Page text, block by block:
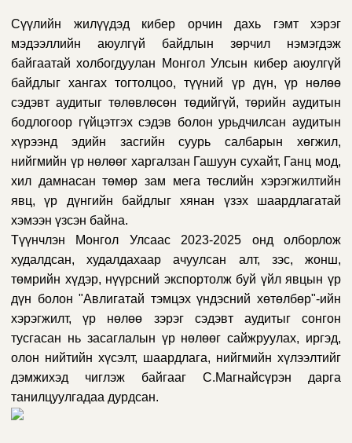
Сүүлийн жилүүдэд кибер орчин дахь гэмт хэрэг
мэдээллийн аюулгүй байдлын зөрчил нэмэгдэж
байгаатай холбогдуулан Монгол Улсын кибер аюулгүй
байдлыг хангах тогтолцоо, түүний үр дүн, үр нөлөө
сэдэвт аудитыг төлөвлөсөн төдийгүй, төрийн аудитын
бодлогоор гүйцэтгэх сэдэв болон урьдчилсан аудитын
хүрээнд эдийн засгийн суурь салбарын хөгжил,
нийгмийн үр нөлөөг харгалзан Гашуун сухайт, Ганц мод,
хил дамнасан төмөр зам мега төслийн хэрэгжилтийн
явц, үр дүнгийн байдлыг хянан үзэх шаардлагатай
хэмээн үзсэн байна.
Түүнчлэн Монгол Улсаас 2023-2025 онд олборлож
худалдсан, худалдахаар ачуулсан алт, зэс, жонш,
төмрийн хүдэр, нүүрсний экспортолж буй үйл явцын үр
дүн болон "Авлигатай тэмцэх үндэсний хөтөлбөр"-ийн
хэрэгжилт, үр нөлөө зэрэг сэдэвт аудитыг сонгон
тусгасан нь засаглалын үр нөлөөг сайжруулах, иргэд,
олон нийтийн хүсэлт, шаардлага, нийгмийн хүлээлтийг
дэмжихэд чиглэж байгааг С.Магнайсүрэн дарга
танилцуулгадаа дурдсан.